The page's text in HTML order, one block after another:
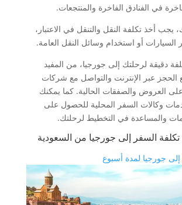
في الفنادق الفاخرة والمنتجعات.
يجب أخذ تكلفة النقل والتنقل في الاعتبار،
السيارات أو استخدام وسائل النقل العامة.
دقيقة لرحلتك إلى جورجيا، من المفيد
الحجز عبر الإنترنت والتواصل مع شركات
العروض والصفقات الحالية. كما يمكنك
وكالات السفر المحلية للحصول على
والمساعدة في التخطيط لرحلتك.
السفر إلى جورجيا من السعودية
جورجيا لمدة أسبوع